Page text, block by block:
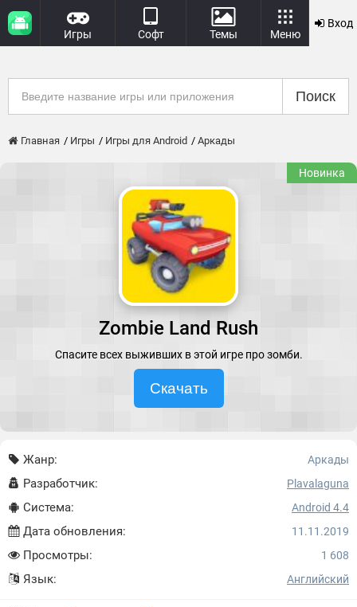
Игры Софт Темы Меню
Вход
Поиск
Главная Игры Игры для Android Аркады
Новинка
Zombie Land Rush
Спасите всех выживших в этой игре про зомби.
Скачать
Жанр: Аркады
Разработчик: Plavalaguna
Система: Android 4.4
Дата обновления: 11.11.2019
Просмотры: 1 608
Язык: Английский